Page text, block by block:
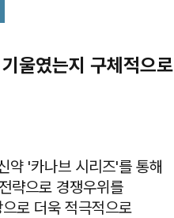
울였는지 구체적으로
약 '카나브 시리즈'를 통해
략으로 경쟁우위를
로 더욱 적극적으로